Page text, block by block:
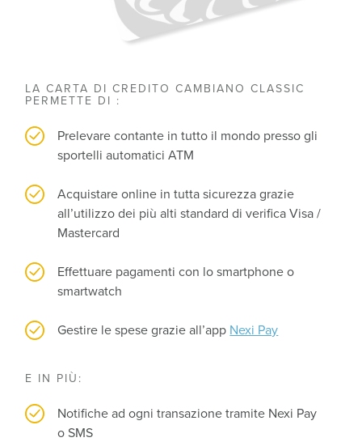
LA CARTA DI CREDITO CAMBIANO CLASSIC
PERMETTE DI :
Prelevare contante in tutto il mondo presso gli
sportelli automatici ATM
Acquistare online in tutta sicurezza grazie
all’utilizzo dei più alti standard di verifica Visa /
Mastercard
Effettuare pagamenti con lo smartphone o
smartwatch
Gestire le spese grazie all’app Nexi Pay
E IN PIÙ:
Notifiche ad ogni transazione tramite Nexi Pay
o SMS